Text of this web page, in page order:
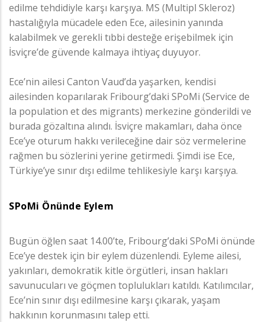
edilme tehdidiyle karşı karşıya. MS (Multipl Skleroz)
hastalığıyla mücadele eden Ece, ailesinin yanında
kalabilmek ve gerekli tıbbi desteğe erişebilmek için
İsviçre’de güvende kalmaya ihtiyaç duyuyor.
Ece’nin ailesi Canton Vaud’da yaşarken, kendisi
ailesinden koparılarak Fribourg’daki SPoMi (Service de
la population et des migrants) merkezine gönderildi ve
burada gözaltına alındı. İsviçre makamları, daha önce
Ece’ye oturum hakkı verileceğine dair söz vermelerine
rağmen bu sözlerini yerine getirmedi. Şimdi ise Ece,
Türkiye’ye sınır dışı edilme tehlikesiyle karşı karşıya.
SPoMi Önünde Eylem
Bugün öğlen saat 14.00’te, Fribourg’daki SPoMi önünde
Ece’ye destek için bir eylem düzenlendi. Eyleme ailesi,
yakınları, demokratik kitle örgütleri, insan hakları
savunucuları ve göçmen toplulukları katıldı. Katılımcılar,
Ece’nin sınır dışı edilmesine karşı çıkarak, yaşam
hakkının korunmasını talep etti.